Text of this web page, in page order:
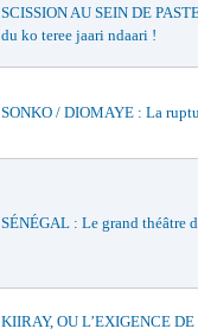
SCISSION AU SEIN DE
du ko teree jaari ndaari !
SONKO / DIOMAYE : La
SÉNÉGAL : Le grand théâtre
KIIRAY, OU L’EXIGENCE